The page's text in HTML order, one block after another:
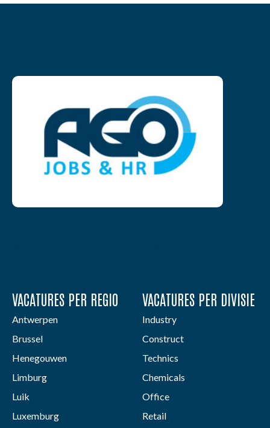
VACATURES PER REGIO
Antwerpen
Brussel
Henegouwen
Limburg
Luik
Luxemburg
VACATURES PER DIVISIE
Industry
Construct
Technics
Chemicals
Office
Retail